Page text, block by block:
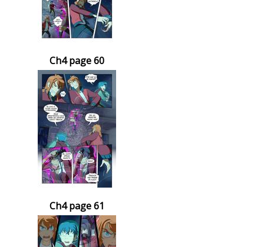
Ch4 page 60
Ch4 page 61